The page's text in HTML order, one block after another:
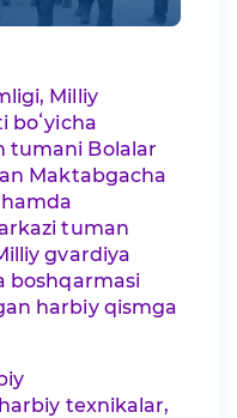
Milliy
boʻyicha
tumani Bolalar
Maktabgacha
tuman
gvardiya
boshqarmasi
harbiy qismga
texnikalar,